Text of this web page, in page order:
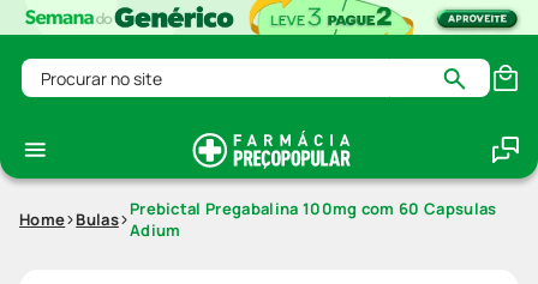
Procurar no site
Home Bulas Prebictal Pregabalina 100mg com 60 Capsulas
Adium